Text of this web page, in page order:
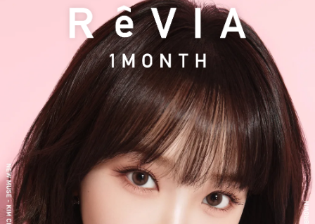
ない絶妙なレンズサイズを採用することで ナチュラルでありなが
らも印象的な瞳を演出します。
2026年には、ブランド誕生から10周年を迎えるにあたり、新イメ
ージモデルにKIM CHAEWON（キム・チェウォン）さんが就任
し、イメージを一新しました。
新シリーズとして、CLEAR 2week（クリアツーウィーク）／CLE
AR TORIC（クリアトーリック）も誕生し、さらに充実したライ
ンナップに。
裸眼風のナチュラルデザインから、さりげなく盛れるタイプ、普
段使いに最適なサークルレンズ、クリアコンタクトレンズまで、
豊富なバリエーションで多くの方々の瞳に寄り添い続けていま
す。